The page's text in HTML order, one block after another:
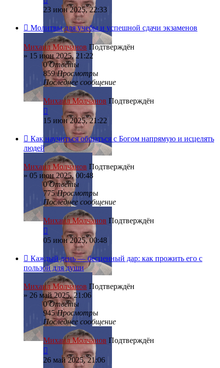
23 июн 2025, 22:33
Молитвы для учебы и успешной сдачи экзаменов
Михаил Молчанов Подтверждён
» 15 июн 2025, 21:22
0Ответы
859Просмотры
Последнее сообщение
Михаил Молчанов Подтверждён
15 июн 2025, 21:22
Как научиться общаться с Богом напрямую и исцелять
людей
Михаил Молчанов Подтверждён
» 05 июн 2025, 00:48
0Ответы
775Просмотры
Последнее сообщение
Михаил Молчанов Подтверждён
05 июн 2025, 00:48
Каждый день — бесценный дар: как прожить его с
пользой для души
Михаил Молчанов Подтверждён
» 26 май 2025, 21:06
0Ответы
945Просмотры
Последнее сообщение
Михаил Молчанов Подтверждён
26 май 2025, 21:06